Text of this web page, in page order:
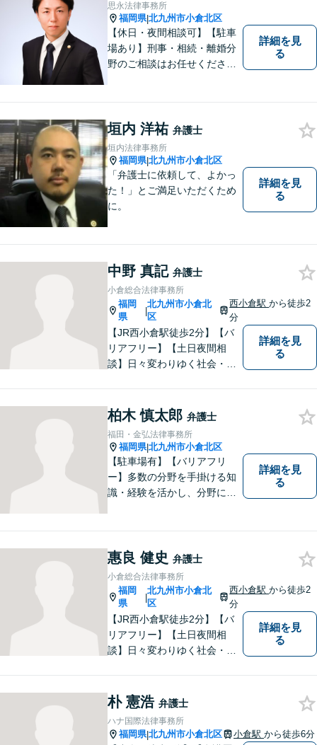
思永法律事務所
福岡県|北九州市小倉北区
【休日・夜間相談可】【駐車
場あり】刑事・相続・離婚分
野のご相談はお任せくださ
ら弁護士になった特殊な経緯
あり。【電話相談可】
詳細を見
る
垣内 洋祐 弁護士
垣内法律事務所
福岡県|北九州市小倉北区
「弁護士に依頼して、よかっ
た！」とご満足いただくため
に。
詳細を見
る
中野 真記 弁護士
小倉総合法律事務所
福岡
県
|
北九州市小倉北
区
西小倉駅から徒歩2
分
【JR西小倉駅徒歩2分】【バ
リアフリー】【土日夜間相
談】日々変わりゆく社会・法
だける良質なリーガルサービ
スを提供できるよう日々研鑽
に努めてまいります。お気軽
にご相談ください。
詳細を見
る
柏木 慎太郎 弁護士
福田・金弘法律事務所
福岡県|北九州市小倉北区
【駐車場有】【バリアフリ
ー】多数の分野を手掛ける知
識・経験を活かし、分野にと
を提供致します。メール相談
やビデオ面談にも柔軟に対応
しております。 まずは、ご相
談ください。
詳細を見
る
惠良 健史 弁護士
小倉総合法律事務所
福岡
県
|
北九州市小倉北
区
西小倉駅から徒歩2
分
【JR西小倉駅徒歩2分】【バ
リアフリー】【土日夜間相
談】日々変わりゆく社会・法
だける良質なサービスを提供
できるよう日々研鑽に努めて
まいります。お気軽にご相談
詳細を見
る
朴 憲浩 弁護士
ハナ国際法律事務所
福岡県|北九州市小倉北区 小倉駅 から徒歩6分